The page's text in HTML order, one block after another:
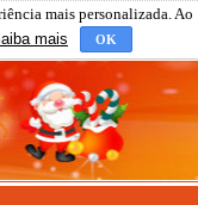
mais personalizada. Ao
mais OK